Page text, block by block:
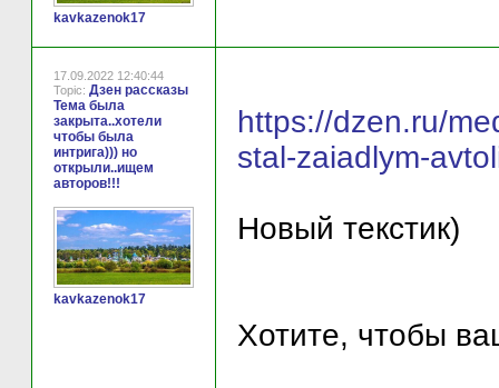
kavkazenok17
17.09.2022 12:40:44
Topic: Дзен рассказы
Тема была
закрыта..хотели
чтобы была
интрига))) но
открыли..ищем
авторов!!!
kavkazenok17
https://dzen.ru/
stal-zaiadlym-
Новый текстик)
Хотите, чтобы